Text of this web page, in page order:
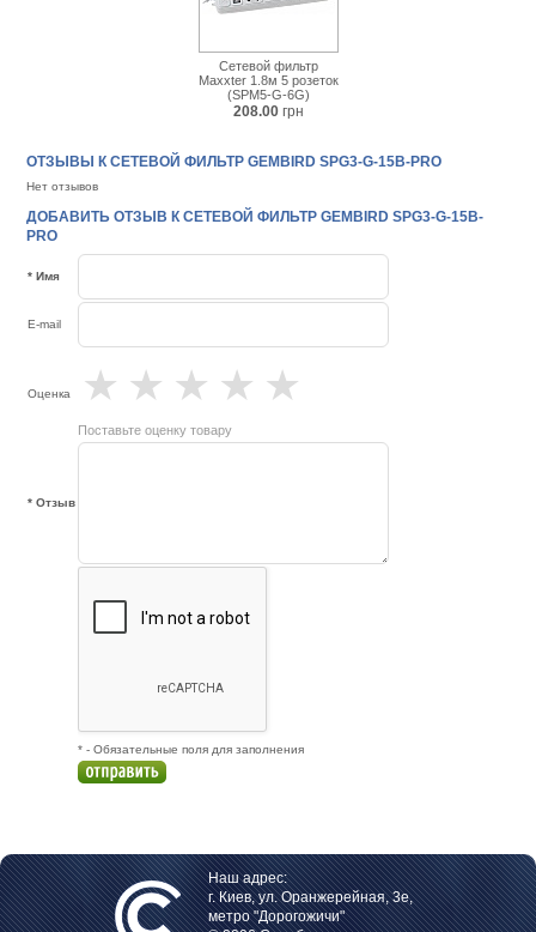
Сетевой фильтр
Maxxter 1.8м 5 розеток
(SPM5-G-6G)
208.00 грн
ОТЗЫВЫ К СЕТЕВОЙ ФИЛЬТР GEMBIRD SPG3-G-15B-PRO
Нет отзывов
ДОБАВИТЬ ОТЗЫВ К СЕТЕВОЙ ФИЛЬТР GEMBIRD SPG3-G-15B-
PRO
* Имя
E-mail
Оценка ★
★
★
★
★
Поставьте оценку товару
* Отзыв
* - Обязательные поля для заполнения
Наш адрес:
г. Киев, ул. Оранжерейная, 3е,
метро "Дорогожичи"